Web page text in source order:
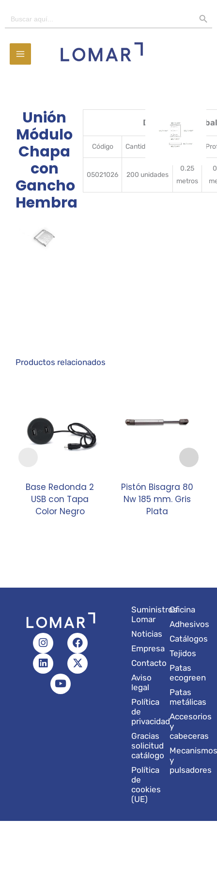
Buscar:
Unión
Módulo
Chapa
con
Gancho
Hembra
Detalles del
Código CantidadBulto Ancho
05021026 200 unidades
0.25
metros
Productos relacionados
Base Redonda 2
USB con Tapa
Color Negro
Pistón Bisagra 80
Nw 185 mm. Gris
Plata
I
n
s
t
F
a
c
e
L
i
n
k
X
-
t
w
u
b
Suministros
Lomar
Noticias
Empresa
Contacto
Aviso
legal
Política
de
privacidad
Gracias
solicitud
catálogo
Política
de
cookies
(UE)
Oficina
Adhesivos
Catálogos
Tejidos
Patas
ecogreen
Patas
metálicas
Accesorios
y
cabeceras
y
pulsadores